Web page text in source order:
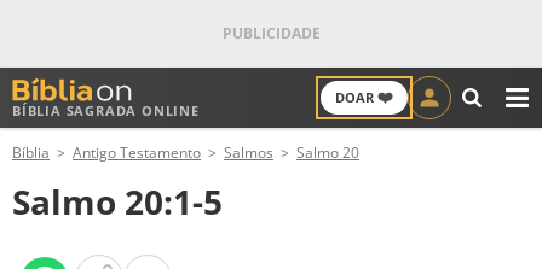
BÍBLIA SAGRADA ONLINE
DOAR ❤️
ANTIGO TESTAMENTO
NOVO TESTAMENTO
Bíblia Antigo Testamento Salmos Salmo 20
Salmo 20:1-5